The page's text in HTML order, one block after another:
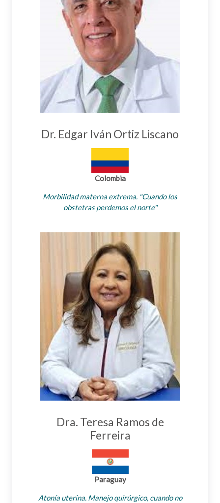
Dr. Edgar Iván Ortiz Liscano
Colombia
Morbilidad materna extrema. "Cuando los
obstetras perdemos el norte"
Dra. Teresa Ramos de
Ferreira
Paraguay
Atonía uterina. Manejo quirúrgico, cuando no